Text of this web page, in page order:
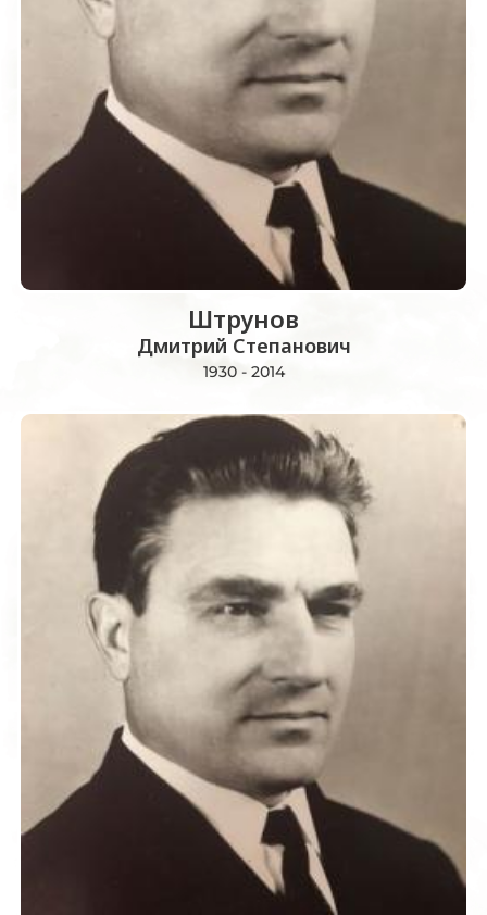
Штрунов
Дмитрий Степанович
1930 - 2014